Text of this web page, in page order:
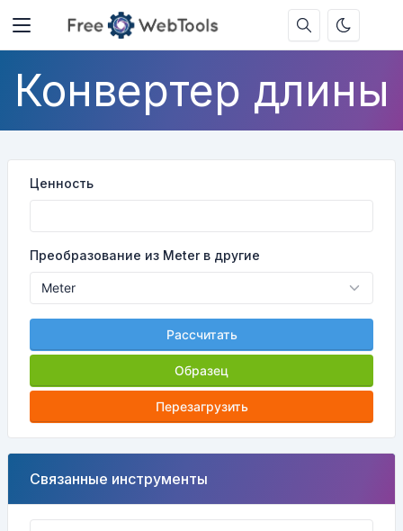
Конвертер длины
Ценность
Преобразование из Meter в другие
Рассчитать
Образец
Перезагрузить
Связанные инструменты